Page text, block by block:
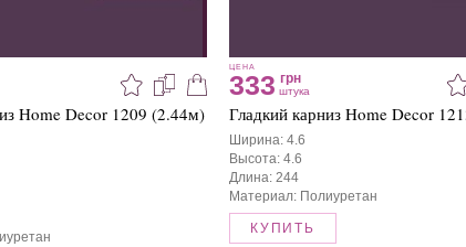
Home Decor 1209 (2.44м)
ЦЕНА
333 грн
штука
Гладкий карниз Home Decor
Ширина: 4.6
Высота: 4.6
Длина: 244
Материал: Полиуретан
КУПИТЬ